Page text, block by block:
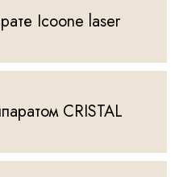
Icoone laser
CRISTAL